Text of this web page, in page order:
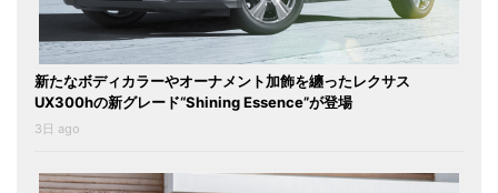
新たなボディカラーやオーナメント加飾を纏ったレクサス
UX300hの新グレード“Shining Essence”が登場
3日 ago